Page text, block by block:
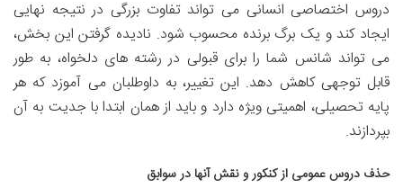
دروس اختصاصی انسانی می تواند تفاوت بزرگی در نتیجه نهایی
ایجاد کند و یک برگ برنده محسوب شود. نادیده گرفتن این بخش،
می تواند شانس شما را برای قبولی در رشته های دلخواه، به طور
قابل توجهی کاهش دهد. این تغییر، به داوطلبان می آموزد که هر
پایه تحصیلی، اهمیتی ویژه دارد و باید از همان ابتدا با جدیت به آن
بپردازند.
حذف دروس عمومی از کنکور و نقش آنها در سوابق